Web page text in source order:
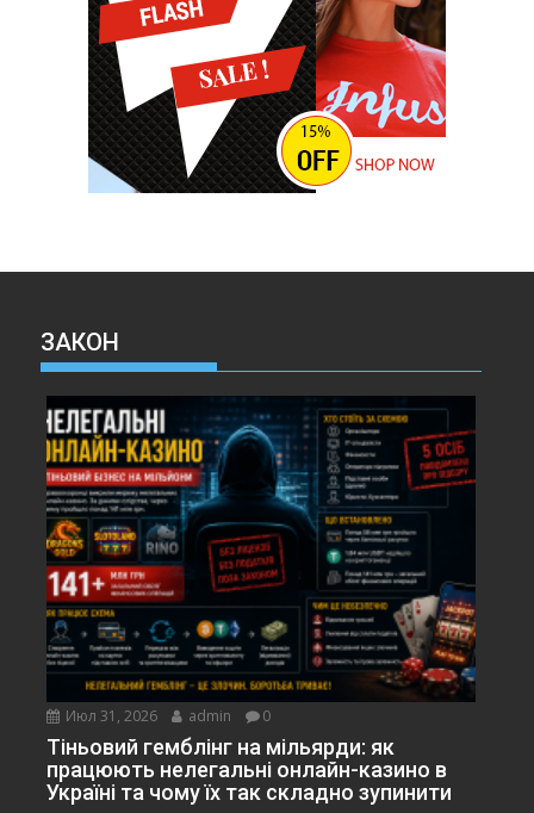
ЗАКОН
Июл 31, 2026 admin 0
Тіньовий гемблінг на мільярди: як
працюють нелегальні онлайн-казино в
Україні та чому їх так складно зупинити